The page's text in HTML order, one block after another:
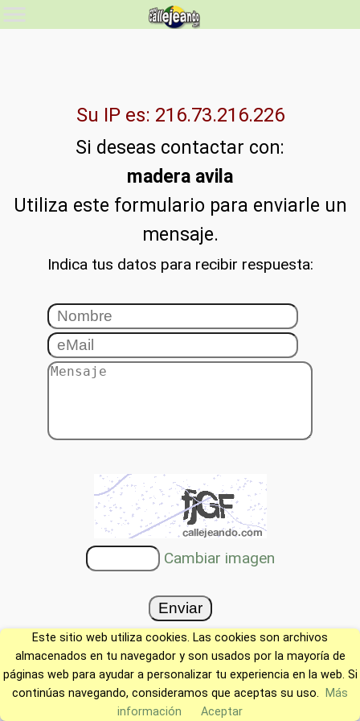
Su IP es: 216.73.216.226
Si deseas contactar con:
madera avila
Utiliza este formulario para enviarle un
mensaje.
Indica tus datos para recibir respuesta:
Cambiar imagen
Este sitio web utiliza cookies. Las cookies son archivos
almacenados en tu navegador y son usados por la mayoría de
páginas web para ayudar a personalizar tu experiencia en la web. Si
continúas navegando, consideramos que aceptas su uso.
Más
información
Aceptar